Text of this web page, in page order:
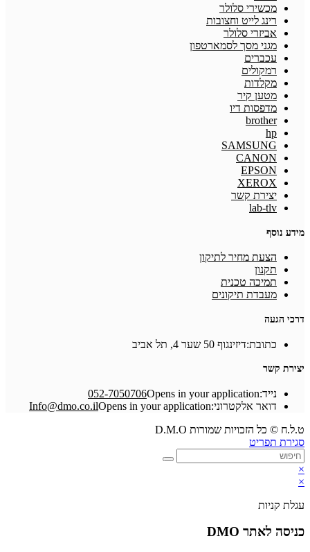
מכשירי סלולר
רינג לייט וחצובות
אביזרי סלולר
מגני מסך לסמארטפון
עכברים
רמקולים
מקלדות
מטען קיר
מדפסות דיו
brother
hp
SAMSUNG
CANON
EPSON
XEROX
יצירת קשר
lab-tlv
מידע נוסף
הצעת מחיר לתיקון
תקנון
תמיכה טכנית
מעבדת תיקונים
דרכי הגעה
כתובת:דיזינגוף 50 שער 4, תל אביב
יצירת קשר
נייד: 052-7050706Opens in your application
דואר אלקטרוני:
Info@dmo.co.ilOpens in your application
ט.ל.ח © כל הזכויות שמורות D.M.O
סגירת תפריט
×
×
עגלת קניות
כניסה לאתר DMO